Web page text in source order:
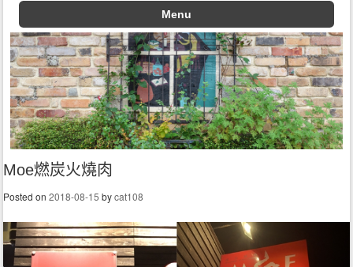
Menu
Skip to content
Moe燃炭火燒肉
Posted on2018-08-15 bycat108